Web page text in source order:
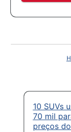
10 SUVs
70 mil
preços